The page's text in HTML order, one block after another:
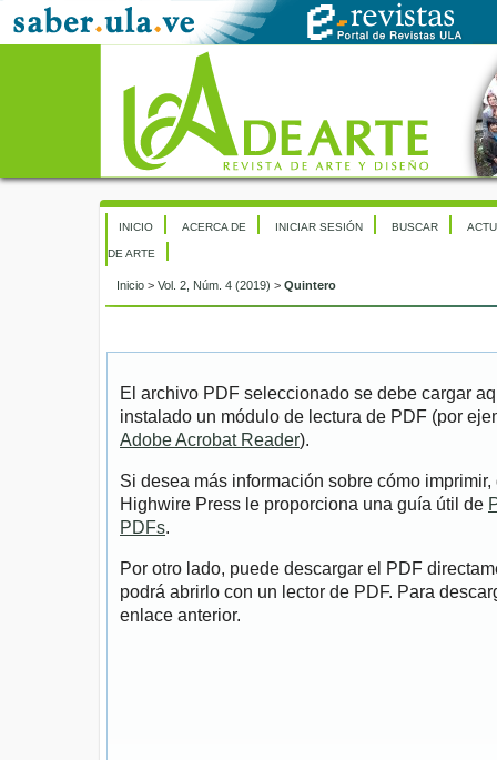
INICIO ACERCA DE INICIAR SESIÓN BUSCAR
DE ARTE
Inicio > Vol. 2, Núm. 4 (2019) > Quintero
El archivo PDF seleccionado se debe cargar
instalado un módulo de lectura de PDF (por
Adobe Acrobat Reader).
Si desea más información sobre cómo
Highwire Press le proporciona una guía útil de
PDFs.
Por otro lado, puede descargar el PDF
podrá abrirlo con un lector de PDF. Para
enlace anterior.